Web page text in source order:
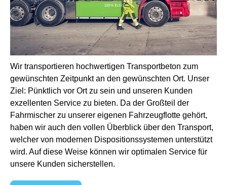
Wir transportieren hochwertigen Transportbeton zum
gewünschten Zeitpunkt an den gewünschten Ort. Unser
Ziel: Pünktlich vor Ort zu sein und unseren Kunden
exzellenten Service zu bieten. Da der Großteil der
Fahrmischer zu unserer eigenen Fahrzeugflotte gehört,
haben wir auch den vollen Überblick über den Transport,
welcher von modernen Dispositionssystemen unterstützt
wird. Auf diese Weise können wir optimalen Service für
unsere Kunden sicherstellen.